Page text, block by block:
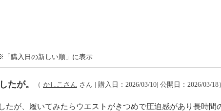
可
イクリーニング可
「購入日の新しい順」に表示
たが。 （ かしこさん さん | 購入日：2026/03/10| 公開日：2026/03/18
たが、履いてみたらウエストがきつめで圧迫感があり長時間